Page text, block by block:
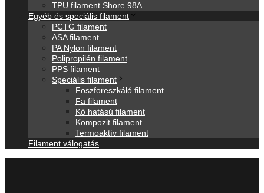
TPU filament Shore 98A
Egyéb és speciális filament
PCTG filament
ASA filament
PA Nylon filament
Polipropilén filament
PPS filament
Speciális filament
Foszforeszkáló filament
Fa filament
Kő hatású filament
Kompozit filament
Termoaktív filament
Filament válogatás